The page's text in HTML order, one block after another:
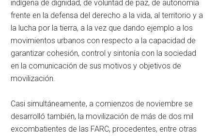
indígena de dignidad, de voluntad de paz, de autonomía
frente en la defensa del derecho a la vida, al territorio y a
la lucha por la tierra, a la vez que dando ejemplo a los
movimientos urbanos con respecto a la capacidad de
garantizar cohesión, control y sintonía con la sociedad
en la comunicación de sus motivos y objetivos de
movilización.
Casi simultáneamente, a comienzos de noviembre se
desarrolló también, la movilización de más de dos mil
excombatientes de las FARC, procedentes, entre otras